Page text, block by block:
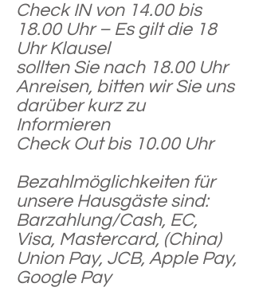
Check IN von 14.00 bis
18.00 Uhr – Es gilt die 18
Uhr Klausel
sollten Sie nach 18.00 Uhr
Anreisen, bitten wir Sie uns
darüber kurz zu
Informieren
Check Out bis 10.00 Uhr
Bezahlmöglichkeiten für
unsere Hausgäste sind:
Barzahlung/Cash, EC,
Visa, Mastercard, (China)
Union Pay, JCB, Apple Pay,
Google Pay